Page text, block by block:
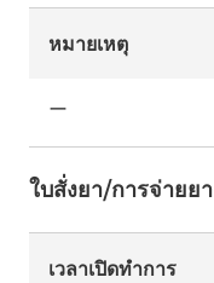
หมายเหตุ
ー
ใบสั่งยา/การจ่ายยา
เวลาเปิดทำการ